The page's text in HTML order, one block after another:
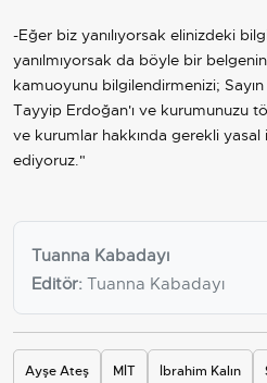
-Eğer biz yanılıyorsak elinizdeki
yanılmıyorsak da böyle bir belgenin
kamuoyunu bilgilendirmenizi;
Tayyip Erdoğan'ı ve kurumunuzu
ve kurumlar hakkında gerekli yasal
ediyoruz."
Tuanna Kabadayı
Editör: Tuanna Kabadayı
Ayşe Ateş MİT İbrahim Kalın